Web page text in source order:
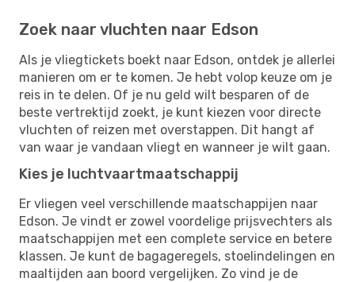
Zoek naar vluchten naar Edson
Als je vliegtickets boekt naar Edson, ontdek je allerlei
manieren om er te komen. Je hebt volop keuze om je
reis in te delen. Of je nu geld wilt besparen of de
beste vertrektijd zoekt, je kunt kiezen voor directe
vluchten of reizen met overstappen. Dit hangt af
van waar je vandaan vliegt en wanneer je wilt gaan.
Kies je luchtvaartmaatschappij
Er vliegen veel verschillende maatschappijen naar
Edson. Je vindt er zowel voordelige prijsvechters als
maatschappijen met een complete service en betere
klassen. Je kunt de bagageregels, stoelindelingen en
maaltijden aan boord vergelijken. Zo vind je de